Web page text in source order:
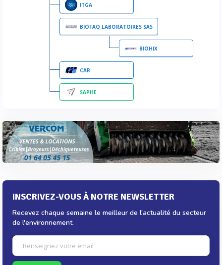
ITGA
BIOFAQ LABORATOIRES SAS
BIOHIX
CAR
SAPHE
INSCRIVEZ-VOUS À NOTRE NEWSLETTER
Recevez chaque semaine le meilleur de l'actualité du secteur
de l'environnement.